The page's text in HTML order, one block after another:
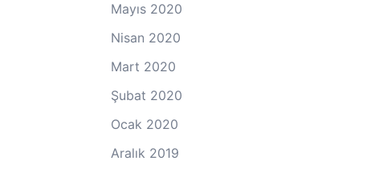
Mayıs 2020
Nisan 2020
Mart 2020
Şubat 2020
Ocak 2020
Aralık 2019